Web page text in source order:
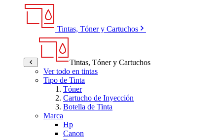
Tintas, Tóner y Cartuchos
Tintas, Tóner y Cartuchos
Ver todo en tintas
Tipo de Tinta
Tóner
Cartucho de Inyección
Botella de Tinta
Marca
Hp
Canon